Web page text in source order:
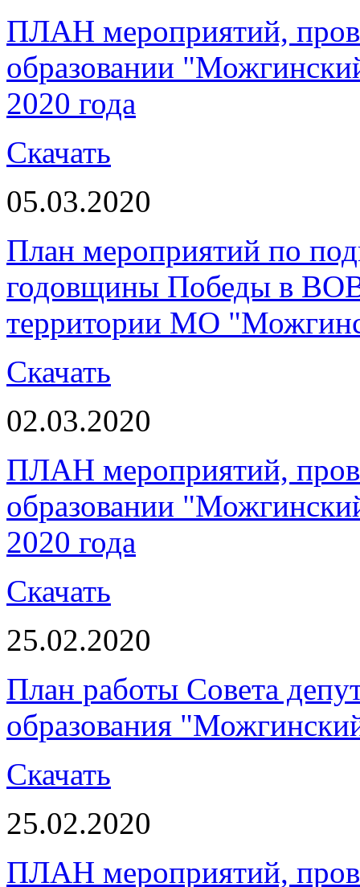
ПЛАН мероприятий,
образовании
2020 года
Скачать
05.03.2020
План мероприятий по
годовщины Победы в
территории МО
Скачать
02.03.2020
ПЛАН мероприятий,
образовании
2020 года
Скачать
25.02.2020
План работы Совета
образования
Скачать
25.02.2020
ПЛАН мероприятий,